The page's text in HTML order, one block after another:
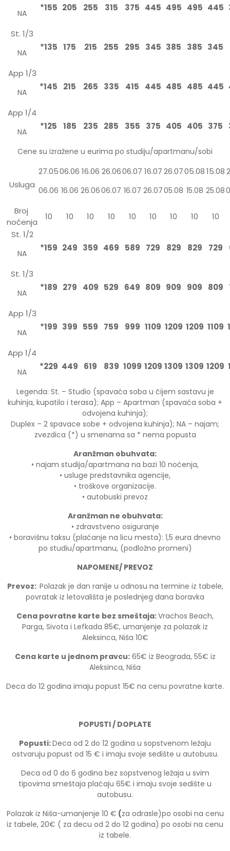
NA
*155 205 255 315 375 445 495 495 445
St. 1/3
NA
*135 175 215 255 295 345 385 385 345
App 1/3
NA
*145 215 265 335 415 445 485 485 445
App 1/4
NA
*125 185 235 285 355 375 405 405 375
Cene su izražene u eurima po studiju/apartmanu/sobi
Usluga
27.05
06.06
06.06
16.06
16.06
26.06
26.06
06.07
06.07
16.07
16.07
26.07
26.07
05.08
05.08
15.08
15.08
25.08
Broj
noćenja
10 10 10 10 10 10 10 10
10
St. 1/2
NA
*159 249 359 469 589 729 829 829 729
St. 1/3
NA
*189 279 409 529 649 809 909 909 809
App 1/3
NA
*199 399 559 759 999 1109 1209 1209 1109
App 1/4
NA
*229 449 619 839 1099 1209 1309 1309 1209
Legenda: St. – Studio (spavaća soba u čijem sastavu je
kuhinja, kupatilo i terasa); App – Apartman (spavaća soba +
odvojena kuhinja);
Duplex – 2 spavace sobe + odvojena kuhinja); NA – najam;
zvezdica (*) u smenama sa * nema popusta
Aranžman obuhvata:
• najam studija/apartmana na bazi 10 noćenja,
• usluge predstavnika agencije,
• troškove organizacije.
• autobuski prevoz
Aranžman ne obuhvata:
• zdravstveno osiguranje
• boravišnu taksu (plaćanje na licu mesta): 1,5 eura dnevno
po studiu/apartmanu, (podložno promeni)
NAPOMENE/ PREVOZ
Prevoz: Polazak je dan ranije u odnosu na termine iz tabele,
povratak iz letovališta je poslednjeg dana boravka
Cena povratne karte bez smeštaja:Vrachos Beach,
Parga, Sivota i Lefkada 85€, umanjenje za polazak iz
Aleksinca, Niša 10€
Cena karte u jednom pravcu:65€ iz Beograda, 55€ iz
Aleksinca, Niša
Deca do 12 godina imaju popust 15€ na cenu povratne karte.
POPUSTI / DOPLATE
Popusti:Deca od 2 do 12 godina u sopstvenom ležaju
ostvaruju popust od 15 € i imaju svoje sedište u autobusu.
Deca od 0 do 6 godina bez sopstvenog ležaja u svim
tipovima smeštaja plaćaju 65€ i imaju svoje sedište u
autobusu.
Polazak iz Niša-umanjenje 10 € (za odrasle)po osobi na cenu
iz tabele, 20€ ( za decu od 2 do 12 godina) po osobi na cenu
iz tabele.